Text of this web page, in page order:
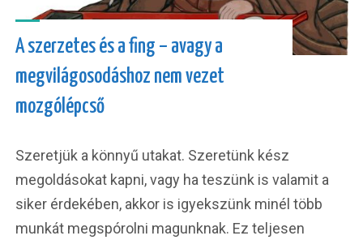
A szerzetes és a fing – avagy a
megvilágosodáshoz nem vezet
mozgólépcső
Szeretjük a könnyű utakat. Szeretünk kész
megoldásokat kapni, vagy ha teszünk is valamit a
siker érdekében, akkor is igyekszünk minél több
munkát megspórolni magunknak. Ez teljesen